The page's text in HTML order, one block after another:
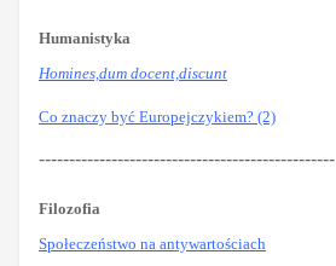
Humanistyka
Homines,dum docent,discunt
Co znaczy być Europejczykiem? (2)
-------------------------------------------------
Filozofia
Społeczeństwo na antywartościach